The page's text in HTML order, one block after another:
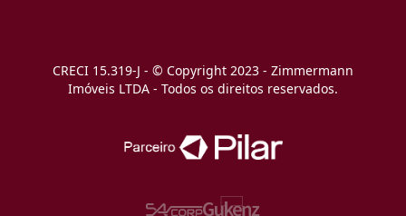
CRECI 15.319-J - © Copyright 2023 - Zimmermann
Imóveis LTDA - Todos os direitos reservados.